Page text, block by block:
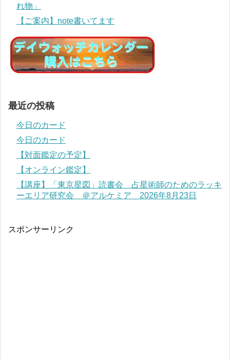
れ物」
【ご案内】note書いてます
最近の投稿
今日のカード
今日のカード
【対面鑑定の予定】
【オンライン鑑定】
【講座】「東京星図」読書会 占星術師のためのラッキ
ーエリア研究会 ＠アルケミア 2026年8月23日
スポンサーリンク